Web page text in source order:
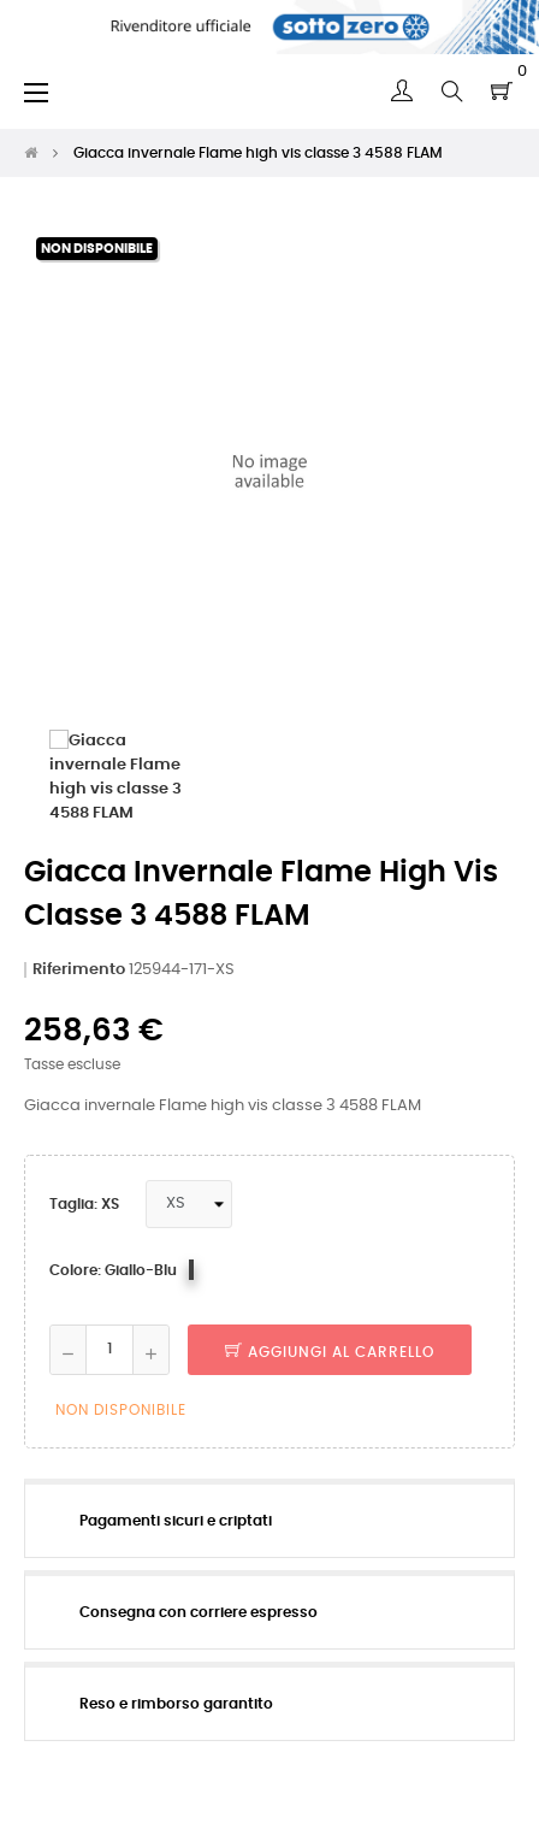
0
navigazione
☰
Giacca invernale Flame high vis classe 3 4588 FLAM
NON DISPONIBILE
Giacca Invernale Flame High Vis
Classe 3 4588 FLAM
Riferimento 125944-171-XS
258,63 €
Tasse escluse
Giacca invernale Flame high vis classe 3 4588 FLAM
Taglia: XS
Colore: Giallo-Blu
AGGIUNGI AL CARRELLO
NON DISPONIBILE
Pagamenti sicuri e criptati
Consegna con corriere espresso
Reso e rimborso garantito